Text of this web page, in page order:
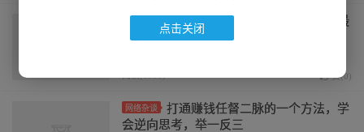
闲鱼如何避免打价格战，让利润最
大化？附4个实战干货案例
赞(0 )
网络杂谈
打通赚钱任督二脉的一个方法，学
会逆向思考，举一反三
点击关闭